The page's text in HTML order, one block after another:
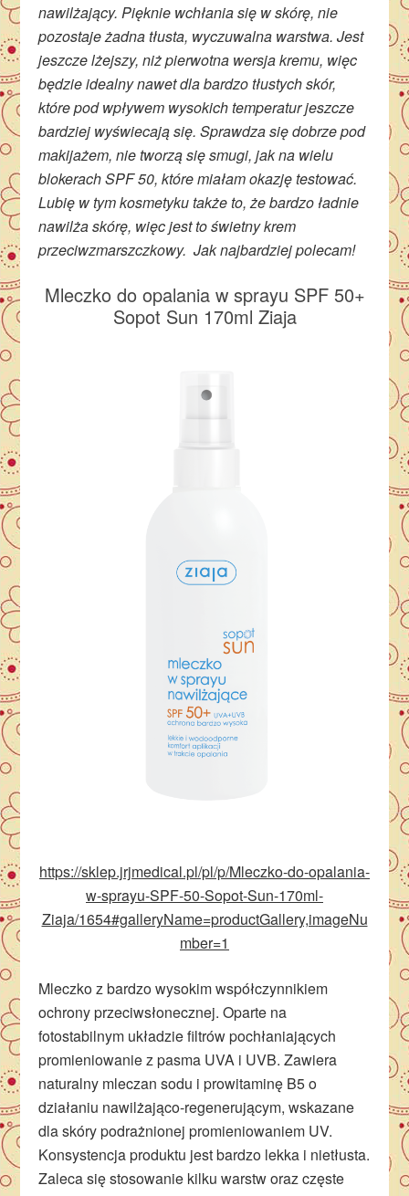
nawilżający. Pięknie wchłania się w skórę, nie
pozostaje żadna tłusta, wyczuwalna warstwa. Jest
jeszcze lżejszy, niż pierwotna wersja kremu, więc
będzie idealny nawet dla bardzo tłustych skór,
które pod wpływem wysokich temperatur jeszcze
bardziej wyświecają się. Sprawdza się dobrze pod
makijażem, nie tworzą się smugi, jak na wielu
blokerach SPF 50, które miałam okazję testować.
Lubię w tym kosmetyku także to, że bardzo ładnie
nawilża skórę, więc jest to świetny krem
przeciwzmarszczkowy. Jak najbardziej polecam!
Mleczko do opalania w sprayu SPF 50+
Sopot Sun 170ml Ziaja
https://sklep.jrjmedical.pl/pl/p/Mleczko-do-opalania-
w-sprayu-SPF-50-Sopot-Sun-170ml-
Ziaja/1654#galleryName=productGallery,imageNu
mber=1
Mleczko z bardzo wysokim współczynnikiem
ochrony przeciwsłonecznej. Oparte na
fotostabilnym układzie filtrów pochłaniających
promieniowanie z pasma UVA i UVB. Zawiera
naturalny mleczan sodu i prowitaminę B5 o
działaniu nawilżająco-regenerującym, wskazane
dla skóry podrażnionej promieniowaniem UV.
Konsystencja produktu jest bardzo lekka i nietłusta.
Zaleca się stosowanie kilku warstw oraz częste